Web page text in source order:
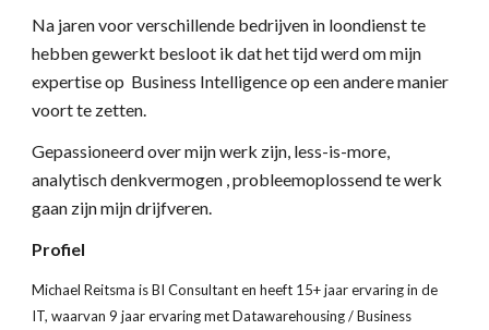
Na jaren voor verschillende bedrijven in loondienst te
hebben gewerkt besloot ik dat het tijd werd om mijn
expertise op Business Intelligence op een andere manier
voort te zetten.
Gepassioneerd over mijn werk zijn, less-is-more,
analytisch denkvermogen , probleemoplossend te werk
gaan zijn mijn drijfveren.
Profiel
Michael Reitsma is BI Consultant en heeft 15+ jaar ervaring in de
IT, waarvan 9 jaar ervaring met Datawarehousing / Business